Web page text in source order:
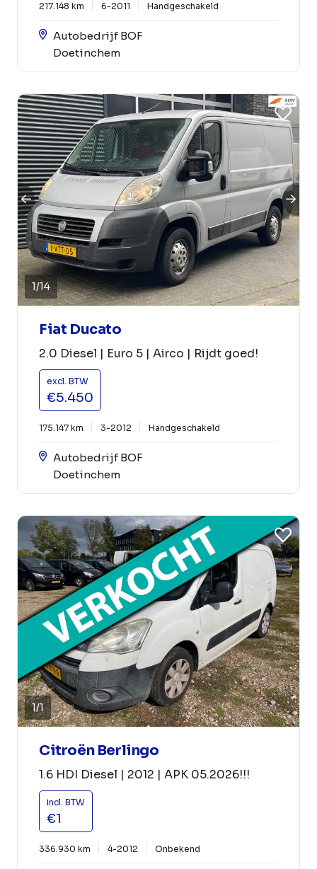
217.148 km 6-2011 Handgeschakeld
Autobedrijf BOF
Doetinchem
1/14
Fiat Ducato
2.0 Diesel | Euro 5 | Airco | Rijdt goed!
excl. BTW
€5.450
175.147 km 3-2012 Handgeschakeld
Autobedrijf BOF
Doetinchem
1/1
Citroën Berlingo
1.6 HDI Diesel | 2012 | APK 05.2026!!!
incl. BTW
€1
336.930 km 4-2012 Onbekend